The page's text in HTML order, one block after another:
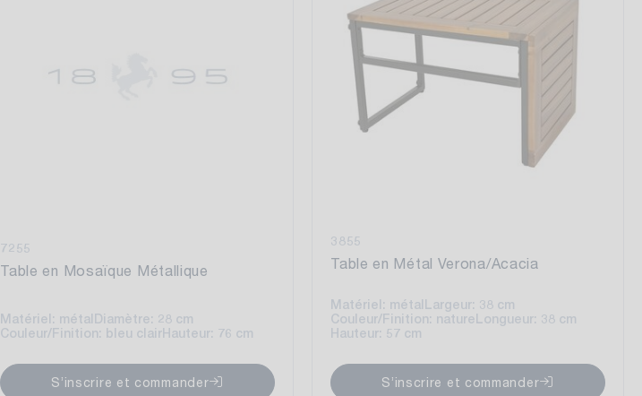
7255
Table en Mosaïque Métallique
Matériel: métal Diamètre: 28 cm
Couleur/Finition: bleu clairHauteur: 76 cm
S’inscrire et commander
3855
Table en Métal Verona/Acacia
Matériel: métal
Largeur: 38 cm
Couleur/Finition: nature Longueur: 38 cm
Hauteur: 57 cm
S’inscrire et commander